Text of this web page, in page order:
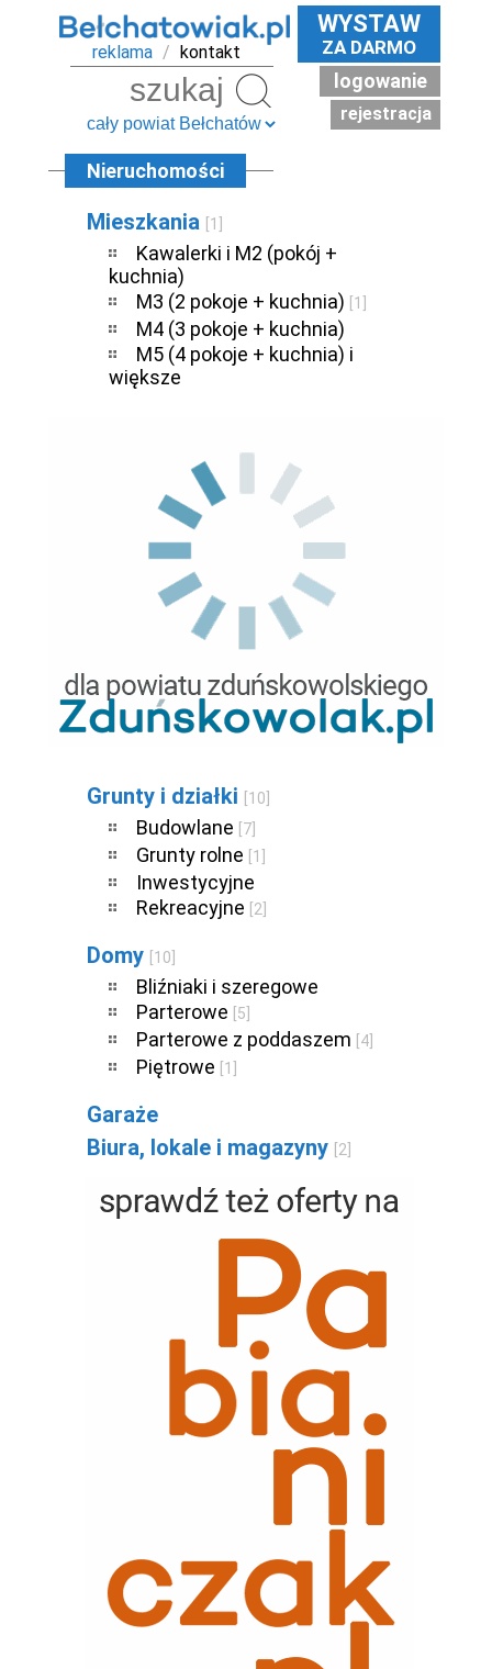
reklama / kontakt
WYSTAW
ZA DARMO
logowanie
rejestracja
Nieruchomości
Mieszkania [1]
Kawalerki i M2 (pokój +
kuchnia)
M3 (2 pokoje + kuchnia)
[1]
M4 (3 pokoje + kuchnia)
M5 (4 pokoje + kuchnia) i
większe
Grunty i działki [10]
Budowlane [7]
Grunty rolne [1]
Inwestycyjne
Rekreacyjne
[2]
Domy [10]
Bliźniaki i szeregowe
Parterowe
[5]
Parterowe z poddaszem [4]
Piętrowe [1]
Garaże
Biura, lokale i magazyny
[2]